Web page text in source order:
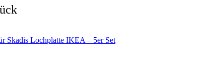
Skadis Lochplatte IKEA – 5er Set